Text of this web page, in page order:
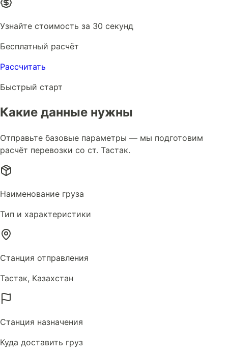
Узнайте стоимость за 30 секунд
Бесплатный расчёт
Рассчитать
Быстрый старт
Какие данные нужны
Отправьте базовые параметры — мы подготовим
расчёт перевозки со ст. Тастак.
Наименование груза
Тип и характеристики
Станция отправления
Тастак, Казахстан
Станция назначения
Куда доставить груз